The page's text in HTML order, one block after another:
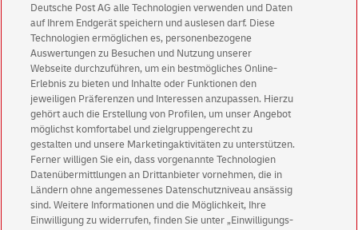
Unser Experten-Team berät Sie gerne zu allen Themen
rund um Ihre persönliche Poststelle.
Zum Kontaktformular
Datenschutz DP IHS
AGB Briefbeförderungsleistungen DP IHS
AGB Digitalisierung DP IHS
Deutsche Post AG alle Technologien verwenden und Daten
auf Ihrem Endgerät speichern und auslesen darf. Diese
Technologien ermöglichen es, personenbezogene
Auswertungen zu Besuchen und Nutzung unserer
Webseite durchzuführen, um ein bestmögliches Online-
Erlebnis zu bieten und Inhalte oder Funktionen den
jeweiligen Präferenzen und Interessen anzupassen. Hierzu
gehört auch die Erstellung von Profilen, um unser Angebot
möglichst komfortabel und zielgruppengerecht zu
gestalten und unsere Marketingaktivitäten zu unterstützen.
Ferner willigen Sie ein, dass vorgenannte Technologien
Datenübermittlungen an Drittanbieter vornehmen, die in
Ländern ohne angemessenes Datenschutzniveau ansässig
sind. Weitere Informationen und die Möglichkeit, Ihre
Einwilligung zu widerrufen, finden Sie unter „Einwilligungs-